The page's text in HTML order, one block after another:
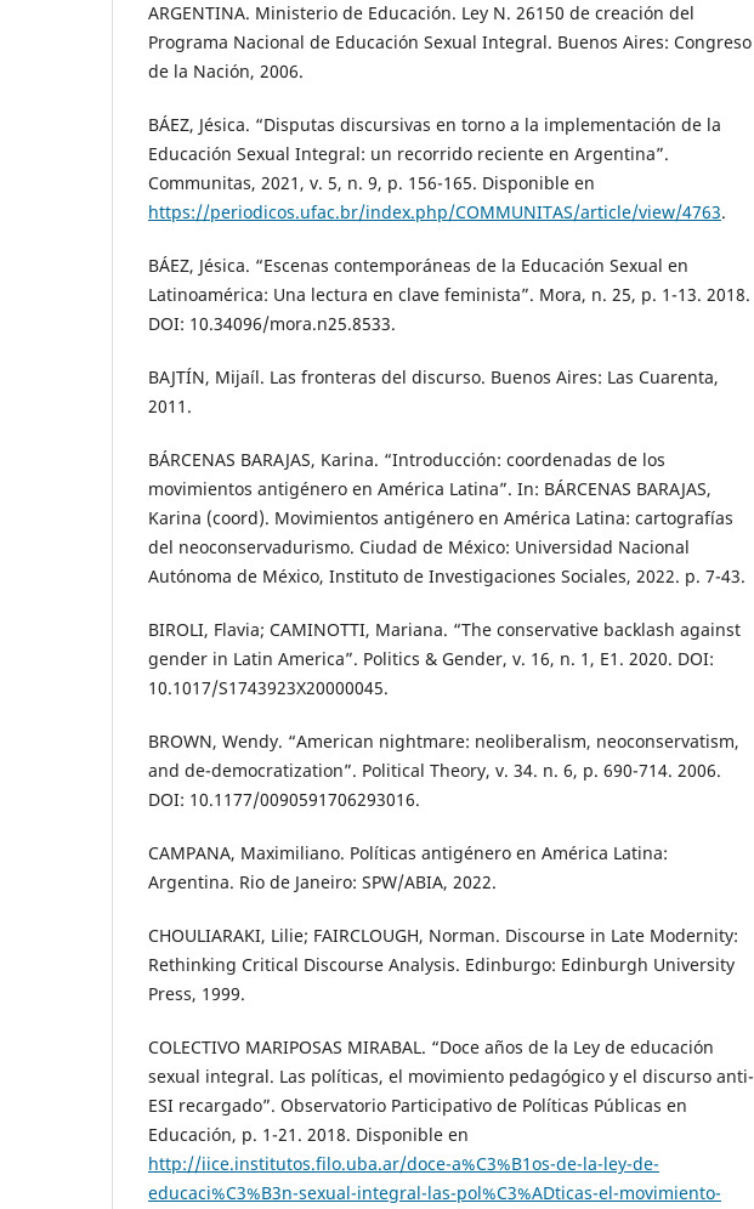
ARGENTINA. Ministerio de Educación. Ley N. 26150 de creación del
Programa Nacional de Educación Sexual Integral. Buenos Aires: Congreso
de la Nación, 2006.
BÁEZ, Jésica. “Disputas discursivas en torno a la implementación de la
Educación Sexual Integral: un recorrido reciente en Argentina”.
Communitas, 2021, v. 5, n. 9, p. 156-165. Disponible en
https://periodicos.ufac.br/index.php/COMMUNITAS/article/view/4763.
BÁEZ, Jésica. “Escenas contemporáneas de la Educación Sexual en
Latinoamérica: Una lectura en clave feminista”. Mora, n. 25, p. 1-13. 2018.
DOI: 10.34096/mora.n25.8533.
BAJTÍN, Mijaíl. Las fronteras del discurso. Buenos Aires: Las Cuarenta,
2011.
BÁRCENAS BARAJAS, Karina. “Introducción: coordenadas de los
movimientos antigénero en América Latina”. In: BÁRCENAS BARAJAS,
Karina (coord). Movimientos antigénero en América Latina: cartografías
del neoconservadurismo. Ciudad de México: Universidad Nacional
Autónoma de México, Instituto de Investigaciones Sociales, 2022. p. 7-43.
BIROLI, Flavia; CAMINOTTI, Mariana. “The conservative backlash against
gender in Latin America”. Politics & Gender, v. 16, n. 1, E1. 2020. DOI:
10.1017/S1743923X20000045.
BROWN, Wendy. “American nightmare: neoliberalism, neoconservatism,
and de-democratization”. Political Theory, v. 34. n. 6, p. 690-714. 2006.
DOI: 10.1177/0090591706293016.
CAMPANA, Maximiliano. Políticas antigénero en América Latina:
Argentina. Rio de Janeiro: SPW/ABIA, 2022.
CHOULIARAKI, Lilie; FAIRCLOUGH, Norman. Discourse in Late Modernity:
Rethinking Critical Discourse Analysis. Edinburgo: Edinburgh University
Press, 1999.
COLECTIVO MARIPOSAS MIRABAL. “Doce años de la Ley de educación
sexual integral. Las políticas, el movimiento pedagógico y el discurso anti-
ESI recargado”. Observatorio Participativo de Políticas Públicas en
Educación, p. 1-21. 2018. Disponible en
http://iice.institutos.filo.uba.ar/doce-a%C3%B1os-de-la-ley-de-
educaci%C3%B3n-sexual-integral-las-pol%C3%ADticas-el-movimiento-